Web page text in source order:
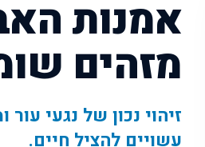
אמנות
מזהים
זיהוי נכון של נגעי
עשויים להציל חיים.